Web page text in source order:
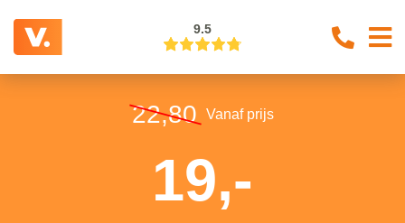
9.5
22,80 Vanaf prijs
19,-